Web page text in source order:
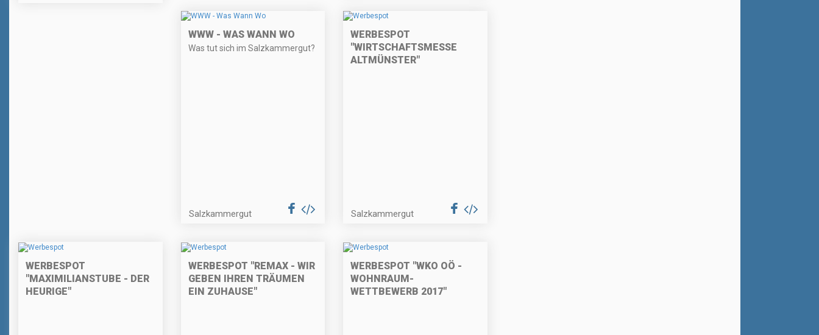
WWW - WAS WANN WO
Was tut sich im Salzkammergut?
Salzkammergut
WERBESPOT
"WIRTSCHAFTSMESSE
ALTMÜNSTER"
Salzkammergut
WERBESPOT
"MAXIMILIANSTUBE - DER
HEURIGE"
WERBESPOT "REMAX - WIR
GEBEN IHREN TRÄUMEN
EIN ZUHAUSE"
WERBESPOT "WKO OÖ -
WOHNRAUM-
WETTBEWERB 2017"